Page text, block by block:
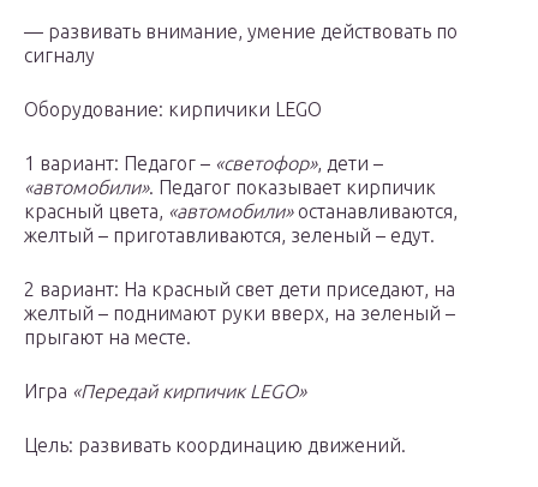
— развивать внимание, умение действовать по
сигналу
Оборудование: кирпичики LEGO
1 вариант: Педагог – «светофор», дети –
«автомобили». Педагог показывает кирпичик
красный цвета, «автомобили»останавливаются,
желтый – приготавливаются, зеленый – едут.
2 вариант: На красный свет дети приседают, на
желтый – поднимают руки вверх, на зеленый –
прыгают на месте.
Игра «Передай кирпичик LEGO»
Цель: развивать координацию движений.